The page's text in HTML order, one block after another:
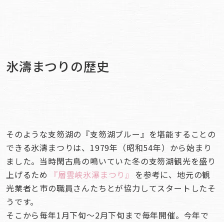
氷濤まつりの歴史
そのような支笏湖の『支笏湖ブルー』を堪能することの
できる氷濤まつりは、1979年（昭和54年）から始まり
ました。当時閑古鳥の鳴いていた冬の支笏湖観光を盛り
上げるため
『層雲峡氷瀑まつり』 を参考に、地元の観
光業者と市の職員さんたちとが協力してスタートしたそ
うです。
そこから毎年1月下旬～2月下旬まで毎年開催。今年で